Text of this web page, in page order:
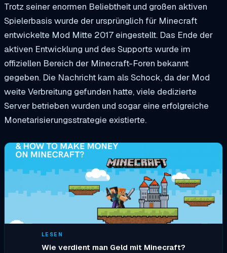
Trotz seiner enormen Beliebtheit und großen aktiven
Spielerbasis wurde der ursprünglich für Minecraft
entwickelte Mod Mitte 2017 eingestellt. Das Ende der
aktiven Entwicklung und des Supports wurde im
offiziellen Bereich der Minecraft-Foren bekannt
gegeben. Die Nachricht kam als Schock, da der Mod
weite Verbreitung gefunden hatte, viele dedizierte
Server betrieben wurden und sogar eine erfolgreiche
Monetarisierungsstrategie existierte.
LESEN
Wie verdient man Geld mit Minecraft?